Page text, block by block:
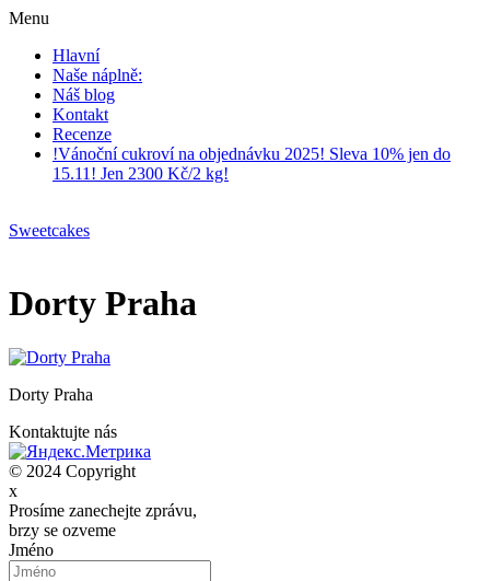
Menu
Hlavní
Naše náplně:
Náš blog
Kontakt
Recenze
!Vánoční cukroví na objednávku 2025! Sleva 10% jen do
15.11! Jen 2300 Kč/2 kg!
Sweetcakes
Dorty Praha
Dorty Praha
Kontaktujte nás
© 2024 Copyright
x
Prosíme zanechejte zprávu,
brzy se ozveme
Jméno